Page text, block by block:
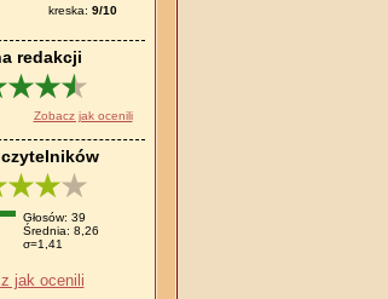
kreska: 9/10
redakcji
Zobacz jak ocenili
Głosów: 39
Średnia: 8,26
σ=1,41
jak ocenili